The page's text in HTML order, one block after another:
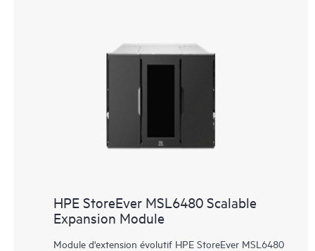
HPE StoreEver MSL6480 Scalable
Expansion Module
Module d'extension évolutif HPE StoreEver MSL6480